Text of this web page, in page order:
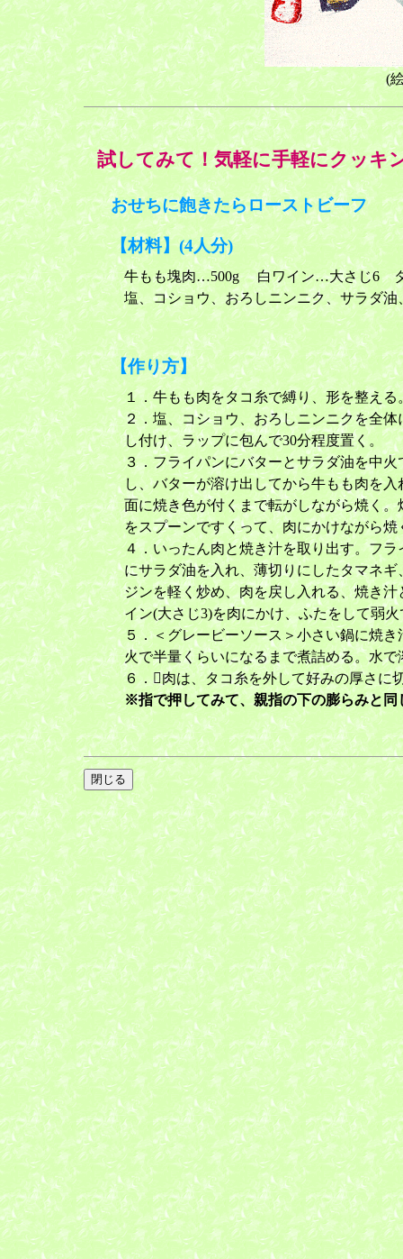
(
試してみて！気軽に手軽にクッキ
おせちに飽きたらローストビーフ
【材料】(4人分)
牛もも塊肉…500g 白ワイン…大さじ6
塩、コショウ、おろしニンニク、サラダ
【作り方】
１．牛もも肉をタコ糸で縛り、形を整える
２．塩、コショウ、おろしニンニクを全体
し付け、ラップに包んで30分程度置く。
３．フライパンにバターとサラダ油を中火
し、バターが溶け出してから牛もも肉を入
面に焼き色が付くまで転がしながら焼く。
をスプーンですくって、肉にかけながら焼
４．いったん肉と焼き汁を取り出す。フラ
にサラダ油を入れ、薄切りにしたタマネギ
ジンを軽く炒め、肉を戻し入れる、焼き汁
イン(大さじ3)を肉にかけ、ふたをして弱
５．＜グレービーソース＞小さい鍋に焼
火で半量くらいになるまで煮詰める。水
６．肉は、タコ糸を外して好みの厚さに
※指で押してみて、親指の下の膨らみと